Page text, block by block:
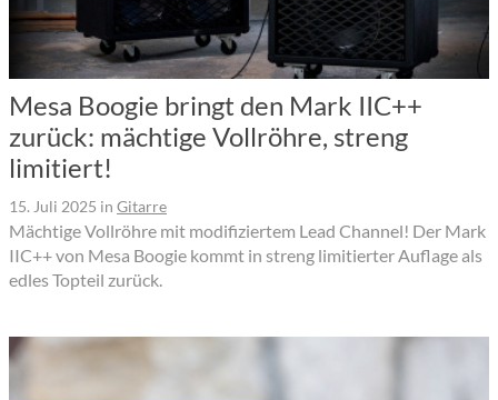
Mesa Boogie bringt den Mark IIC++
zurück: mächtige Vollröhre, streng
limitiert!
15. Juli 2025 in Gitarre
Mächtige Vollröhre mit modifiziertem Lead Channel! Der Mark
IIC++ von Mesa Boogie kommt in streng limitierter Auflage als
edles Topteil zurück.